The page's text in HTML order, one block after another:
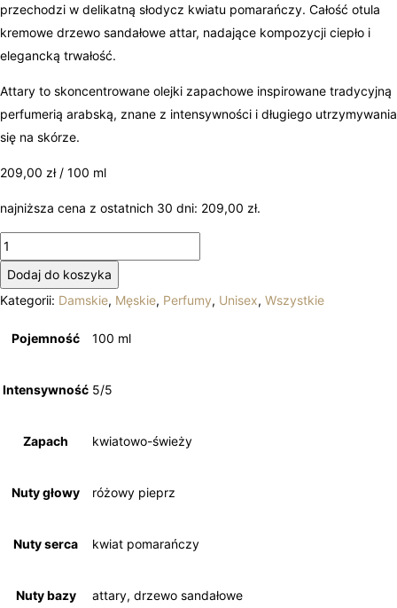
przechodzi w delikatną słodycz kwiatu pomarańczy. Całość otula
kremowe drzewo sandałowe attar, nadające kompozycji ciepło i
elegancką trwałość.
Attary to skoncentrowane olejki zapachowe inspirowane tradycyjną
perfumerią arabską, znane z intensywności i długiego utrzymywania
się na skórze.
209,00 zł / 100 ml
najniższa cena z ostatnich 30 dni: 209,00 zł.
ilość
Mawwal-
Royal
Santal
Dodaj do koszyka
Kategorii: Damskie, Męskie, Perfumy, Unisex, Wszystkie
Pojemność 100 ml
Intensywność 5/5
Zapach kwiatowo-świeży
Nuty głowy różowy pieprz
Nuty serca kwiat pomarańczy
Nuty bazy attary, drzewo sandałowe